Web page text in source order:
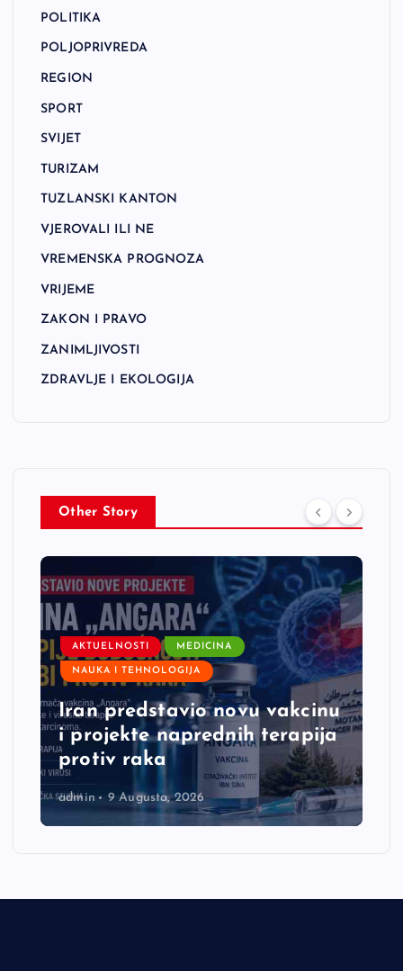
POLITIKA
POLJOPRIVREDA
REGION
SPORT
SVIJET
TURIZAM
TUZLANSKI KANTON
VJEROVALI ILI NE
VREMENSKA PROGNOZA
VRIJEME
ZAKON I PRAVO
ZANIMLJIVOSTI
ZDRAVLJE I EKOLOGIJA
Other Story
AKTUELNOSTI MEDICINA
NAUKA I TEHNOLOGIJA
Iran predstavio novu vakcinu
i projekte naprednih terapija
protiv raka
admin 9 Augusta, 2026